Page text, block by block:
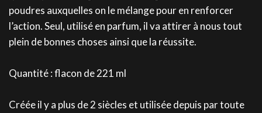
poudres auxquelles on le mélange pour en renforcer
l’action. Seul, utilisé en parfum, il va attirer à nous tout
plein de bonnes choses ainsi que la réussite.
Quantité : flacon de 221 ml
Créée il y a plus de 2 siècles et utilisée depuis par toute